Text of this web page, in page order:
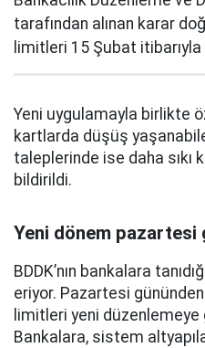
tarafından alınan karar
limitleri 15 Şubat
Yeni uygulamayla birlikte
kartlarda düşüş
taleplerinde ise daha sıkı
bildirildi.
Yeni dönem pazartesi
BDDK’nın bankalara
eriyor. Pazartesi
limitleri yeni
Bankalara, sistem